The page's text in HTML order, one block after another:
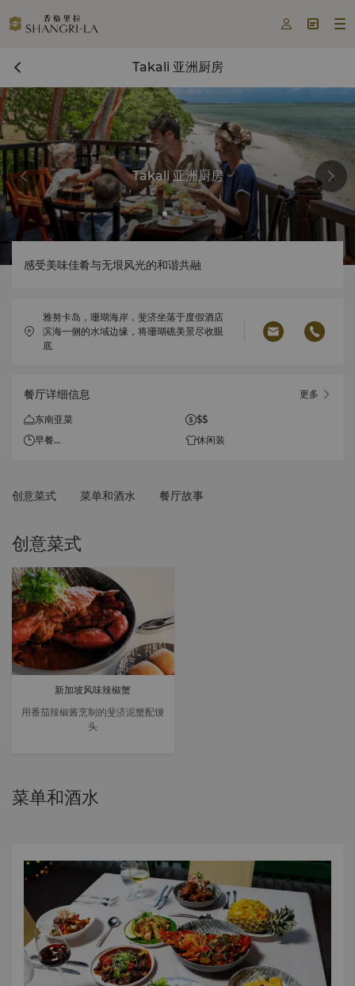
  
Takali 亚洲厨房
Takali 亚洲厨房
感受美味佳肴与无垠风光的和谐共融
雅努卡岛，珊瑚海岸，斐济坐落于度假酒店
滨海一侧的水域边缘，将珊瑚礁美景尽收眼
底
餐厅详细信息 更多
东南亚菜
$$
早餐
午餐
12:00 - 16:00
晚餐
17:45 - 22:00
休闲装
创意菜式 菜单和酒水 餐厅故事
创意菜式
新加坡风味辣椒蟹
用番茄辣椒酱烹制的斐济泥蟹配馒
头
菜单和酒水